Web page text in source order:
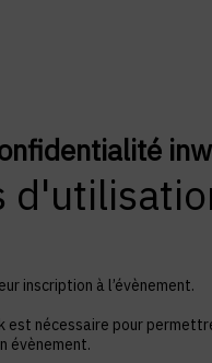
inscription à l’évènement.
nécessaire pour
évènement.